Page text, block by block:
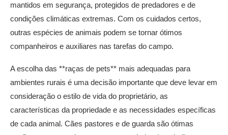
mantidos em segurança, protegidos de predadores e de
condições climáticas extremas. Com os cuidados certos,
outras espécies de animais podem se tornar ótimos
companheiros e auxiliares nas tarefas do campo.
A escolha das **raças de pets** mais adequadas para
ambientes rurais é uma decisão importante que deve levar em
consideração o estilo de vida do proprietário, as
características da propriedade e as necessidades específicas
de cada animal. Cães pastores e de guarda são ótimas